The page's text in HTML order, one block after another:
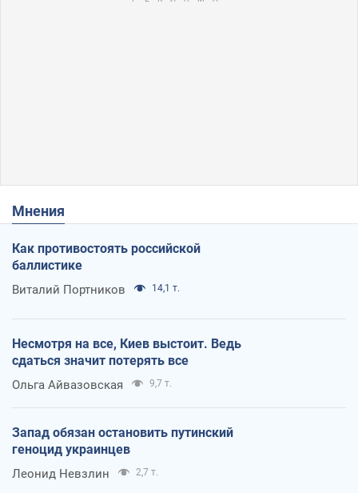
Мнения
Как противостоять российской
баллистике
Виталий Портников 14,1 т.
Несмотря на все, Киев выстоит. Ведь
сдаться значит потерять все
Ольга Айвазовская 9,7 т.
Запад обязан остановить путинский
геноцид украинцев
Леонид Невзлин 2,7 т.